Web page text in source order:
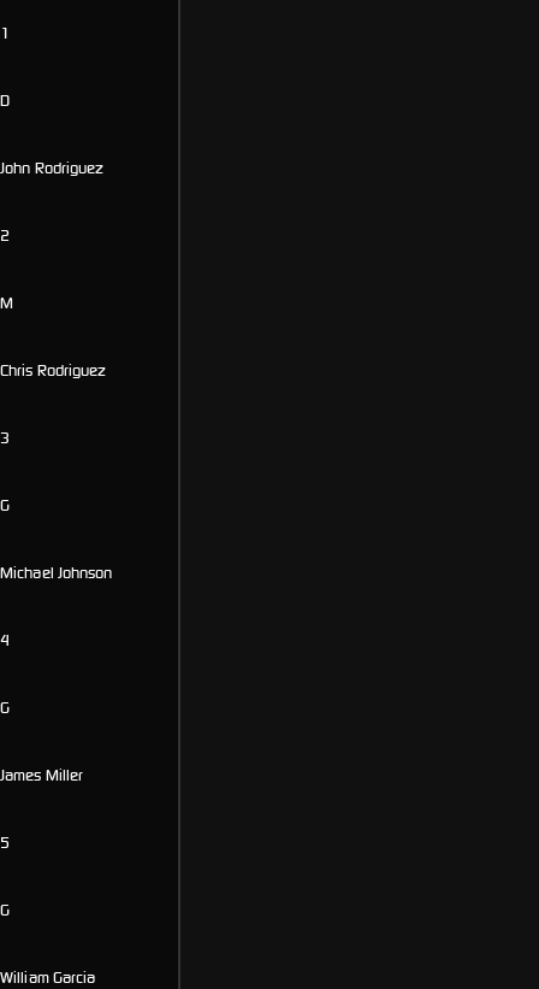
1
D
John Rodriguez
2
M
Chris Rodriguez
3
G
Michael Johnson
4
G
James Miller
5
G
William Garcia